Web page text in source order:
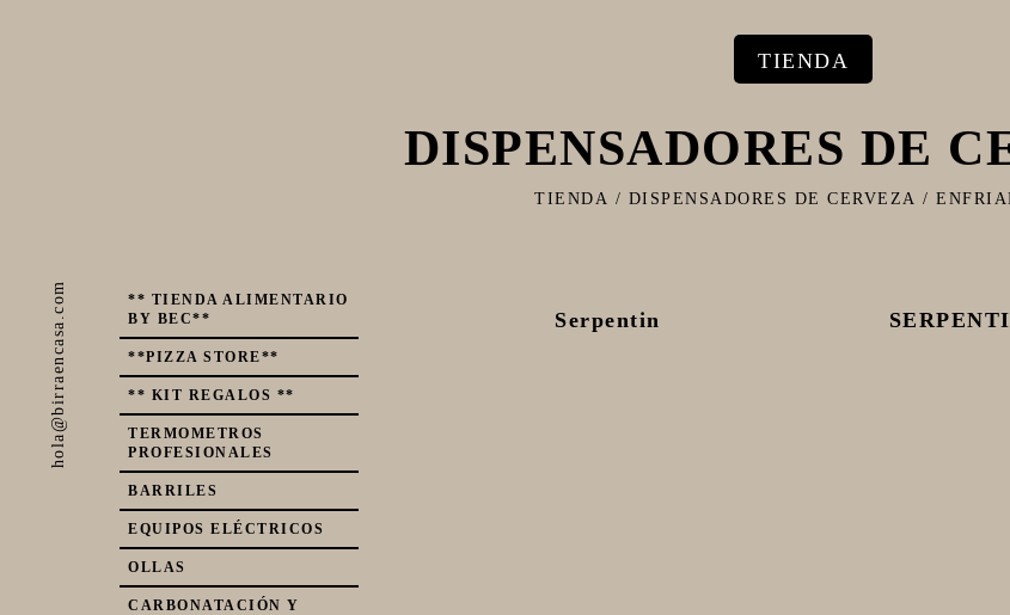
TIENDA
hola@birraencasa.com
DISPENSADORES DE
TIENDA / DISPENSADORES DE CERVEZA /
** TIENDA ALIMENTARIO
BY BEC**
**PIZZA STORE**
** KIT REGALOS **
TERMOMETROS
PROFESIONALES
BARRILES
EQUIPOS ELÉCTRICOS
OLLAS
CARBONATACIÓN Y
Serpentin